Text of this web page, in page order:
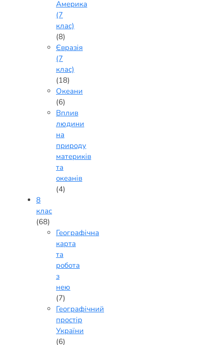
Америка
(7
клас)
(8)
Євразія
(7
клас)
(18)
Океани
(6)
Вплив
людини
на
природу
материків
та
океанів
(4)
8
клас
(68)
Географічна
карта
та
робота
з
нею
(7)
Географічний
простір
України
(6)